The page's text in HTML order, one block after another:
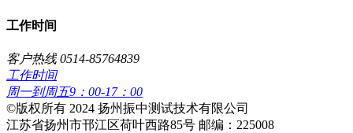
工作时间
客户热线 0514-85764839
工作时间
周一到周五9：00-17：00
​©版权所有 2024 扬州振中测试技术有限公司
江苏省扬州市邗江区荷叶西路85号 邮编：225008